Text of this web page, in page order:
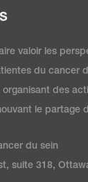
valoir les
du cancer
des
le partage
du sein
suite 318,